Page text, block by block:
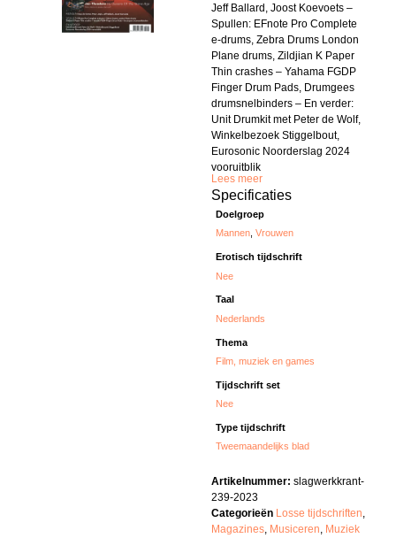
Jeff Ballard, Joost Koevoets –
Spullen: EFnote Pro Complete
e-drums, Zebra Drums London
Plane drums, Zildjian K Paper
Thin crashes – Yahama FGDP
Finger Drum Pads, Drumgees
drumsnelbinders – En verder:
Unit Drumkit met Peter de Wolf,
Winkelbezoek Stiggelbout,
Eurosonic Noorderslag 2024
vooruitblik
Lees meer
Specificaties
Doelgroep
Mannen,Vrouwen
Erotisch tijdschrift
Nee
Taal
Nederlands
Thema
Film, muziek en games
Tijdschrift set
Nee
Type tijdschrift
Tweemaandelijks blad
Artikelnummer: slagwerkkrant-
239-2023
Categorieën Losse tijdschriften,
Magazines, Musiceren, Muziek